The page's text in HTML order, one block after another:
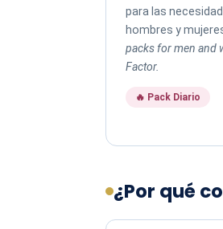
para las
hombres y
packs for men and
Factor.
🔥 Pack Diario
¿Por qué